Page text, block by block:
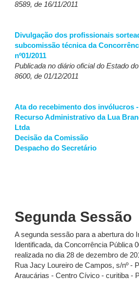
8589, de 16/11/2011
Divulgação dos profissionais
subcomissão técnica da
nº01/2011
Publicada no diário oficial do Estado
8600, de 01/12/2011
Ata do recebimento dos invólucros -
Recurso Administrativo da Lua
Ltda
Decisão da Comissão
Despacho do Secretário
Segunda Sessão
A segunda sessão para a abertura do
Identificada, da Concorrência Pública
realizada no dia 28 de dezembro de
Rua Jacy Loureiro de Campos, s/nº -
Araucárias - Centro Cívico - curitiba -